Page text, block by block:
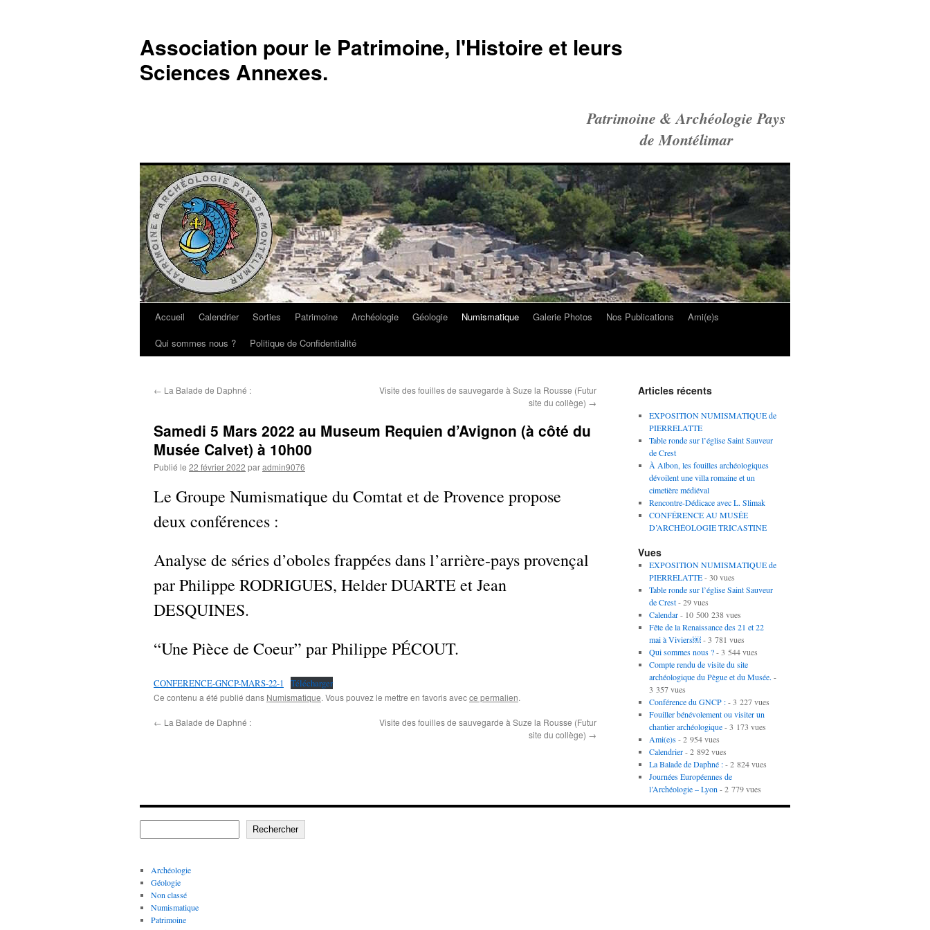
Association pour le Patrimoine, l'Histoire et leurs
Sciences Annexes.
Patrimoine & Archéologie Pays
de Montélimar
Aller
Accueil Calendrier Sorties Patrimoine Archéologie Géologie Numismatique Galerie Photos Nos Publications
Ami(e)s
Qui sommes nous ?
Politique de Confidentialité
← La Balade de Daphné :
Visite des fouilles de sauvegarde à Suze la Rousse (Futur
site du collège) →
Samedi 5 Mars 2022 au Museum Requien d’Avignon (à côté du
Musée Calvet) à 10h00
Publié le 22 février 2022 paradmin9076
Le Groupe Numismatique du Comtat et de Provence propose
deux conférences :
Analyse de séries d’oboles frappées dans l’arrière-pays provençal
par Philippe RODRIGUES, Helder DUARTE et Jean
DESQUINES.
“Une Pièce de Coeur” par Philippe PÉCOUT.
CONFERENCE-GNCP-MARS-22-1 Télécharger
Ce contenu a été publié dans Numismatique. Vous pouvez le mettre en favoris avecce permalien.
← La Balade de Daphné :
Visite des fouilles de sauvegarde à Suze la Rousse (Futur
site du collège) →
Articles récents
EXPOSITION NUMISMATIQUE de
PIERRELATTE
Table ronde sur l’église Saint Sauveur
de Crest
À Albon, les fouilles archéologiques
dévoilent une villa romaine et un
cimetière médiéval
Rencontre-Dédicace avec L. Slimak
CONFÉRENCE AU MUSÉE
D’ARCHÉOLOGIE TRICASTINE
Vues
EXPOSITION NUMISMATIQUE de
PIERRELATTE- 30 vues
Table ronde sur l’église Saint Sauveur
de Crest- 29 vues
Calendar- 10 500 238 vues
Fête de la Renaissance des 21 et 22
mai à Viviers￼- 3 781 vues
Qui sommes nous ?- 3 544 vues
Compte rendu de visite du site
archéologique du Pègue et du Musée. -
3 357 vues
Conférence du GNCP :- 3 227 vues
Fouiller bénévolement ou visiter un
chantier archéologique- 3 173 vues
Ami(e)s- 2 954 vues
Calendrier- 2 892 vues
La Balade de Daphné :- 2 824 vues
Journées Européennes de
l’Archéologie – Lyon - 2 779 vues
Rechercher
Archéologie
Géologie
Non classé
Numismatique
Patrimoine